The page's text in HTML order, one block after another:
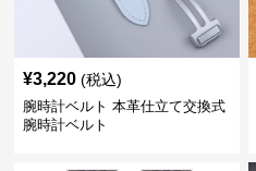
¥3,220 (税込)
腕時計ベルト 本革仕立て交換式
腕時計ベルト